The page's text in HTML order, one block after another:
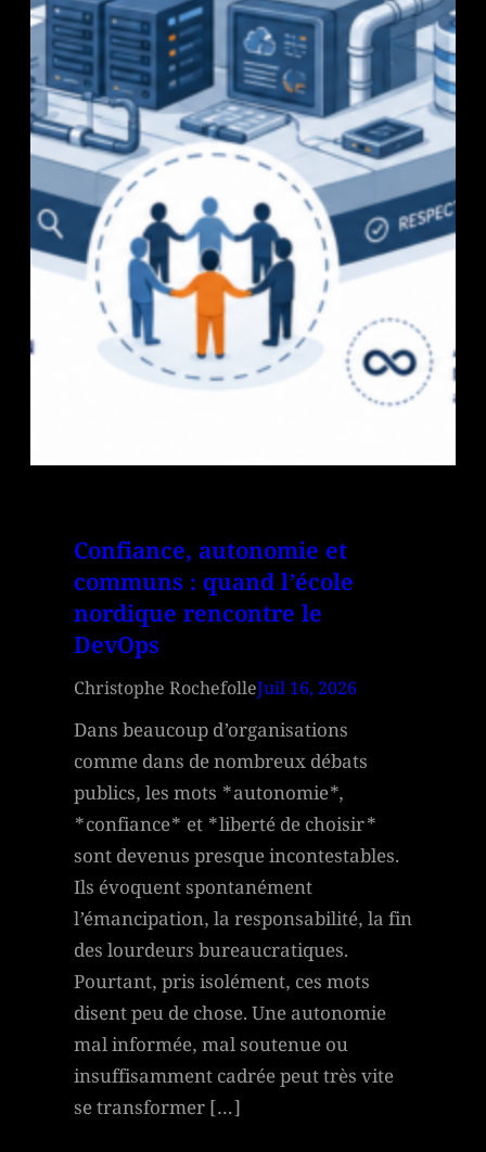
Confiance, autonomie et
communs : quand l’école
nordique rencontre le
DevOps
Christophe RochefolleJuil 16, 2026
Dans beaucoup d’organisations
comme dans de nombreux débats
publics, les mots *autonomie*,
*confiance* et *liberté de choisir*
sont devenus presque incontestables.
Ils évoquent spontanément
l’émancipation, la responsabilité, la fin
des lourdeurs bureaucratiques.
Pourtant, pris isolément, ces mots
disent peu de chose. Une autonomie
mal informée, mal soutenue ou
insuffisamment cadrée peut très vite
se transformer […]